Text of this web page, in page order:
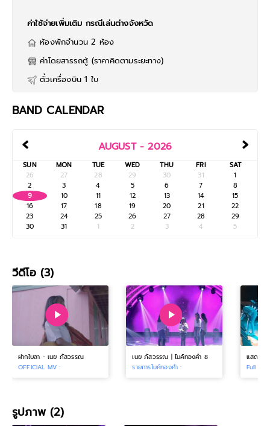
ค่าใช้จ่ายเพิ่มเติม กรณีเล่นต่างจังหวัด
ห้องพักจำนวน 2 ห้อง
ค่าโดยสารรถตู้ (ราคาคิดตามระยะทาง)
ตั๋วเครื่องบิน 1 ใบ
BAND CALENDAR
‹ ›
AUGUST - 2026
SUN MON TUE WED THU FRI
SAT
26
27 28 29 30 31
1
2
3 4 5 6 7
8
9
10 11 12 13 14
15
16
17 18 19 20 21
22
23
24 25 26 27 28
29
30
31 1 2 3 4 5
วีดีโอ (3)
ฝากใบลา - เนย ภัสวรรณ
OFFICIAL MV :
เนย ภัสวรรณ | ไมค์ทองคำ 8
รายการไมค์ทองคำ :
Full
รูปภาพ (2)